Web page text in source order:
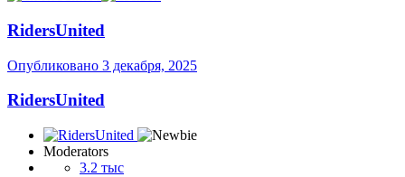
RidersUnited
Опубликовано 3 декабря, 2025
RidersUnited
Moderators
3.2 тыс